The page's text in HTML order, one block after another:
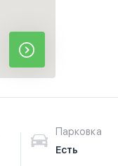
Парковка
Есть